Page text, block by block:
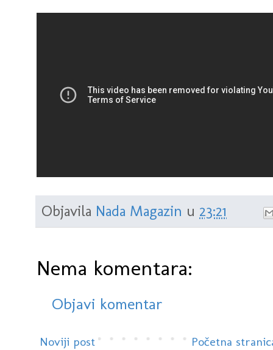
Objavila Nada Magazin u 23:21
Nema komentara:
Objavi komentar
Noviji post Početna